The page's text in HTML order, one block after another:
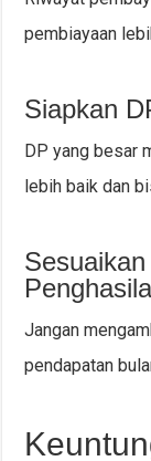
pembiayaan
Siapkan
DP yang besar
lebih baik dan
Jangan
pendapatan